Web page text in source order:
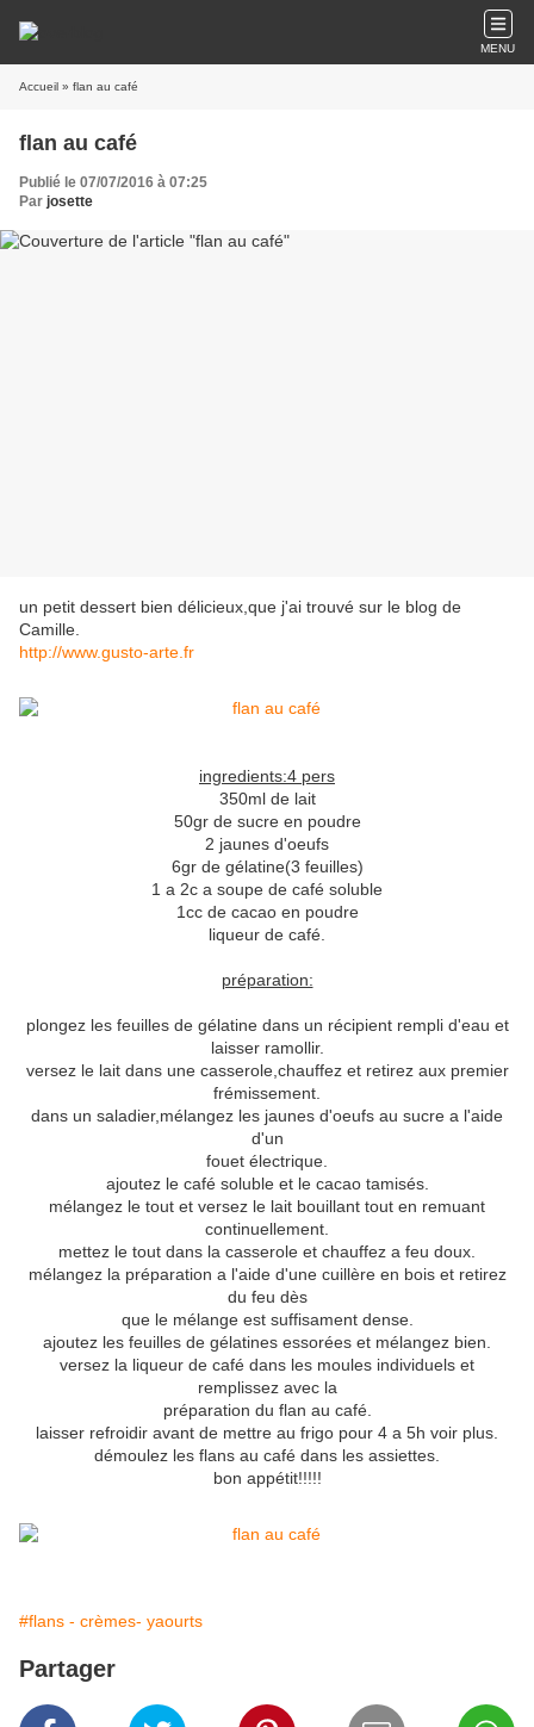
MENU
Accueil » flan au café
flan au café
Publié le 07/07/2016 à 07:25
Par josette
un petit dessert bien délicieux,que j'ai trouvé sur le blog de
Camille.
http://www.gusto-arte.fr
ingredients:4 pers
350ml de lait
50gr de sucre en poudre
2 jaunes d'oeufs
6gr de gélatine(3 feuilles)
1 a 2c a soupe de café soluble
1cc de cacao en poudre
liqueur de café.
préparation:
plongez les feuilles de gélatine dans un récipient rempli d'eau et
laisser ramollir.
versez le lait dans une casserole,chauffez et retirez aux premier
frémissement.
dans un saladier,mélangez les jaunes d'oeufs au sucre a l'aide
d'un
fouet électrique.
ajoutez le café soluble et le cacao tamisés.
mélangez le tout et versez le lait bouillant tout en remuant
continuellement.
mettez le tout dans la casserole et chauffez a feu doux.
mélangez la préparation a l'aide d'une cuillère en bois et retirez
du feu dès
que le mélange est suffisament dense.
ajoutez les feuilles de gélatines essorées et mélangez bien.
versez la liqueur de café dans les moules individuels et
remplissez avec la
préparation du flan au café.
laisser refroidir avant de mettre au frigo pour 4 a 5h voir plus.
démoulez les flans au café dans les assiettes.
bon appétit!!!!!
#flans - crèmes- yaourts
Partager